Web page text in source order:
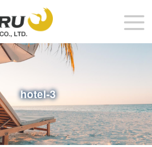
hotel-3